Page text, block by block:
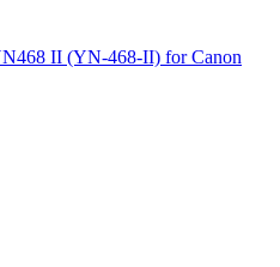
II (YN-468-II) for Canon